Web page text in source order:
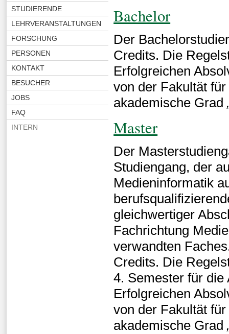
STUDIERENDE
LEHRVERANSTALTUNGEN
FORSCHUNG
PERSONEN
KONTAKT
BESUCHER
JOBS
FAQ
INTERN
Bachelor
Der
Credits. Die
Erfolgreichen
von der Fakultät
akademische Grad
Master
Der
Studiengang, der
Medieninformatik
gleichwertiger
Fachrichtung
verwandten
Credits. Die
4. Semester für
Erfolgreichen
von der Fakultät
akademische Grad